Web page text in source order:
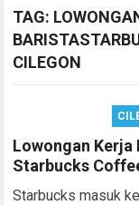
TAG:
CILEGON
Lowongan
Starbucks
Starbucks masuk